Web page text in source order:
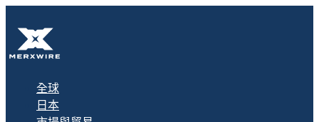
全球
日本